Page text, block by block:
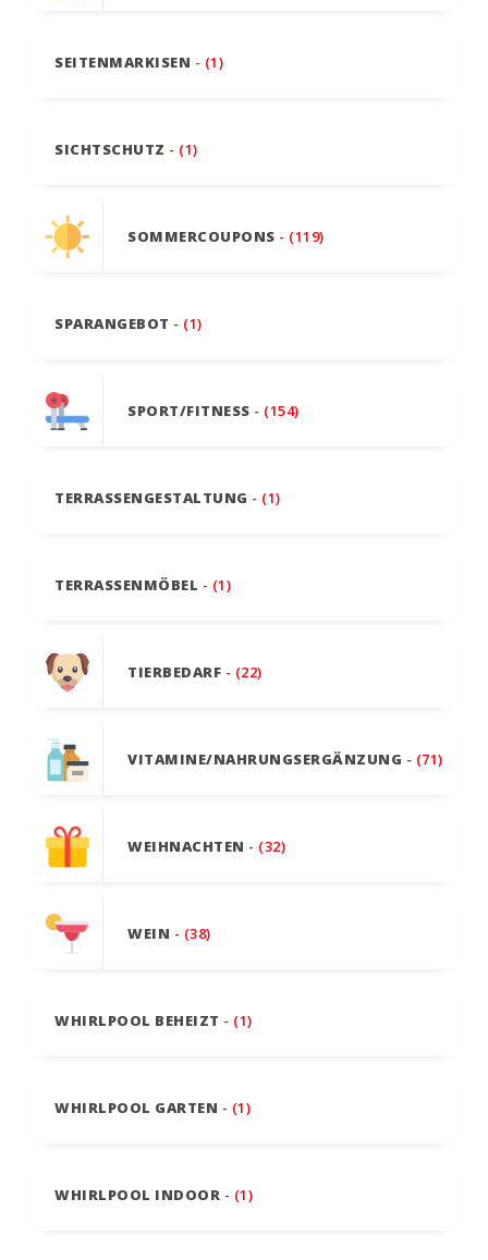
SEITENMARKISEN - (1)
SICHTSCHUTZ - (1)
SOMMERCOUPONS - (119)
SPARANGEBOT - (1)
SPORT/FITNESS - (154)
TERRASSENGESTALTUNG - (1)
TERRASSENMÖBEL - (1)
TIERBEDARF - (22)
VITAMINE/NAHRUNGSERGÄNZUNG - (71)
WEIHNACHTEN - (32)
WEIN - (38)
WHIRLPOOL BEHEIZT - (1)
WHIRLPOOL GARTEN - (1)
WHIRLPOOL INDOOR - (1)